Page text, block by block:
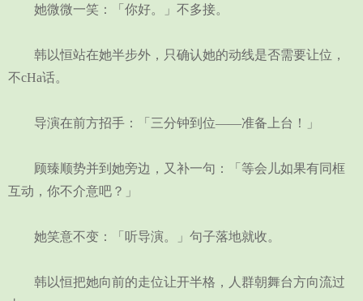
她微微一笑：「你好。」不多接。
韩以恒站在她半步外，只确认她的动线是否需要让位，
不cHa话。
导演在前方招手：「三分钟到位——准备上台！」
顾臻顺势并到她旁边，又补一句：「等会儿如果有同框
互动，你不介意吧？」
她笑意不变：「听导演。」句子落地就收。
韩以恒把她向前的走位让开半格，人群朝舞台方向流过